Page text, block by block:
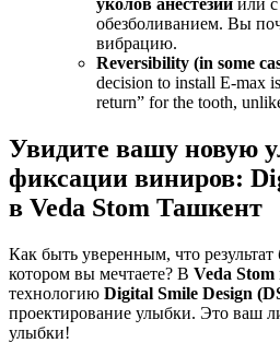
уколов анестезии или
обезболиванием. Вы
вибрацию.
Reversibility (in some
decision to install E-max
return” for the tooth,
Увидите вашу новую
фиксации виниров:
в Veda Stom Ташкент
Как быть уверенным, что
котором вы мечтаете? В Veda Stom
технологию Digital Smile Design
проектирование улыбки. Это ваш
улыбки!